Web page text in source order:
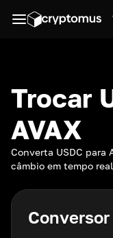
Trocar
AVAX
Converta USDC para
câmbio em tempo real